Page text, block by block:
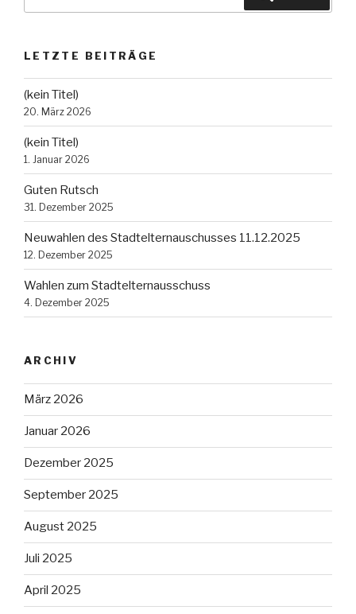
LETZTE BEITRÄGE
(kein Titel)
20. März 2026
(kein Titel)
1. Januar 2026
Guten Rutsch
31. Dezember 2025
Neuwahlen des Stadtelternauschusses 11.12.2025
12. Dezember 2025
Wahlen zum Stadtelternausschuss
4. Dezember 2025
ARCHIV
März 2026
Januar 2026
Dezember 2025
September 2025
August 2025
Juli 2025
April 2025